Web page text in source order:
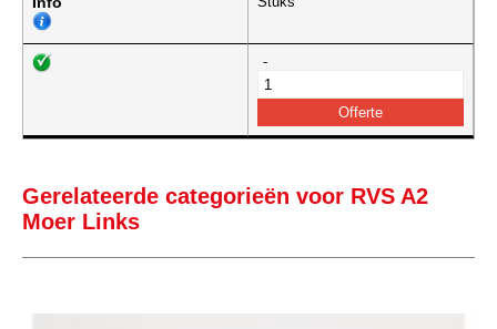
-
Gerelateerde categorieën voor RVS A2
Moer Links